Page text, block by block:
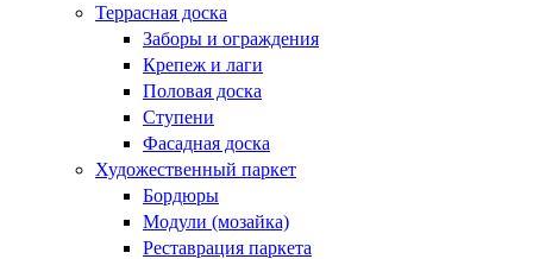
Террасная доска
Заборы и ограждения
Крепеж и лаги
Половая доска
Ступени
Фасадная доска
Художественный паркет
Бордюры
Модули (мозайка)
Реставрация паркета